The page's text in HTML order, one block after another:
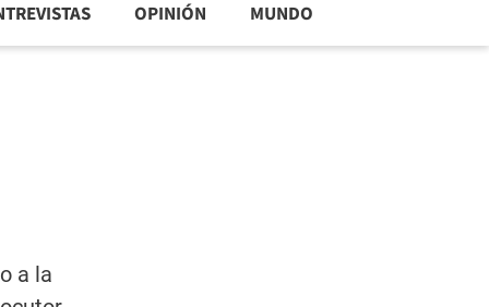
OPINIÓN MUNDO
a la